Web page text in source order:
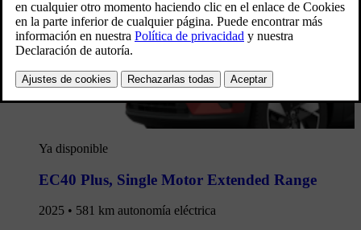
Ya disponible
EC40 Plus, Single Motor Extended Range
2025 • 581 km autonomía eléctrica